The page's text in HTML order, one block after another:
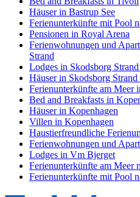
Häuser in Bastrup See
Ferienunterkünfte mit Pool
Pensionen in Royal Arena
Ferienwohnungen und
Strand
Lodges in Skodsborg
Häuser in Skodsborg
Ferienunterkünfte am Meer
Bed and Breakfasts in
Häuser in Kopenhagen
Villen in Kopenhagen
Haustierfreundliche
Ferienwohnungen und
Lodges in Vm Bjerget
Ferienunterkünfte am Meer
Ferienunterkünfte mit Pool